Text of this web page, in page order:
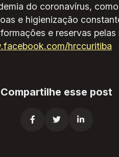
do coronavírus,
e higienização
e reservas
hrccuritiba
Compartilhe esse post
  